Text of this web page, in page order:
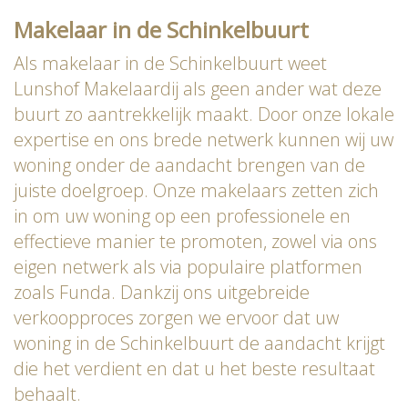
Makelaar in de Schinkelbuurt
Als makelaar in de Schinkelbuurt weet
Lunshof Makelaardij als geen ander wat deze
buurt zo aantrekkelijk maakt. Door onze lokale
expertise en ons brede netwerk kunnen wij uw
woning onder de aandacht brengen van de
juiste doelgroep. Onze makelaars zetten zich
in om uw woning op een professionele en
effectieve manier te promoten, zowel via ons
eigen netwerk als via populaire platformen
zoals Funda. Dankzij ons uitgebreide
verkoopproces zorgen we ervoor dat uw
woning in de Schinkelbuurt de aandacht krijgt
die het verdient en dat u het beste resultaat
behaalt.